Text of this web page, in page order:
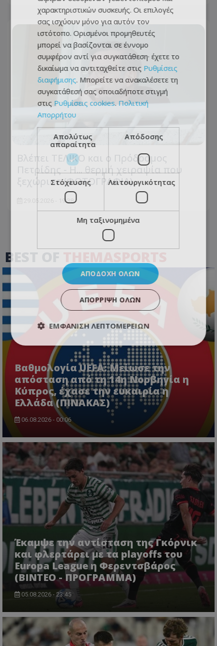
Βλέπει ΤΕΛΙΚΟ και ο Πρόδρομος
Πετρίδης - Η... θερμή χειραψία που
ξεχώρισε (ΦΩΤΟΓΡΑΦΙΑ)
29.05.2026 - 19:38
BEST OF
Βαθμολογία UEFA: Μείωσε την
απόσταση από τη 14η Νορβηγία η
Κύπρος, έχασε την ευκαιρία η
Ελλάδα (ΠΙΝΑΚΑΣ)
06.08.2026 - 00:06
Έκαμψε την αντίσταση της Γκόρνικ
και φλερτάρει με τα playoffs του
Europa League η Φερεντσβάρος
(ΒΙΝΤΕΟ - ΠΡΟΓΡΑΜΜΑ)
05.08.2026 - 23:45
χαρακτηριστικών συσκευής. Οι επιλογές
σας ισχύουν μόνο για αυτόν τον
ιστότοπο. Ορισμένοι προμηθευτές
μπορεί να βασίζονται σε έννομο
συμφέρον αντί για συγκατάθεση· έχετε το
δικαίωμα να αντιταχθείτε στις Ρυθμίσεις
διαφήμισης. Μπορείτε να ανακαλέσετε τη
συγκατάθεσή σας οποιαδήποτε στιγμή
στις Ρυθμίσεις cookies. Πολιτική
Απορρήτου
Απολύτως
απαραίτητα
Απόδοσης
Στόχευσης Λειτουργικότητας
Μη ταξινομημένα
ΑΠΟΔΟΧΉ ΌΛΩΝ
ΑΠΌΡΡΙΨΗ ΌΛΩΝ
ΕΜΦΆΝΙΣΗ ΛΕΠΤΟΜΕΡΕΙΏΝ